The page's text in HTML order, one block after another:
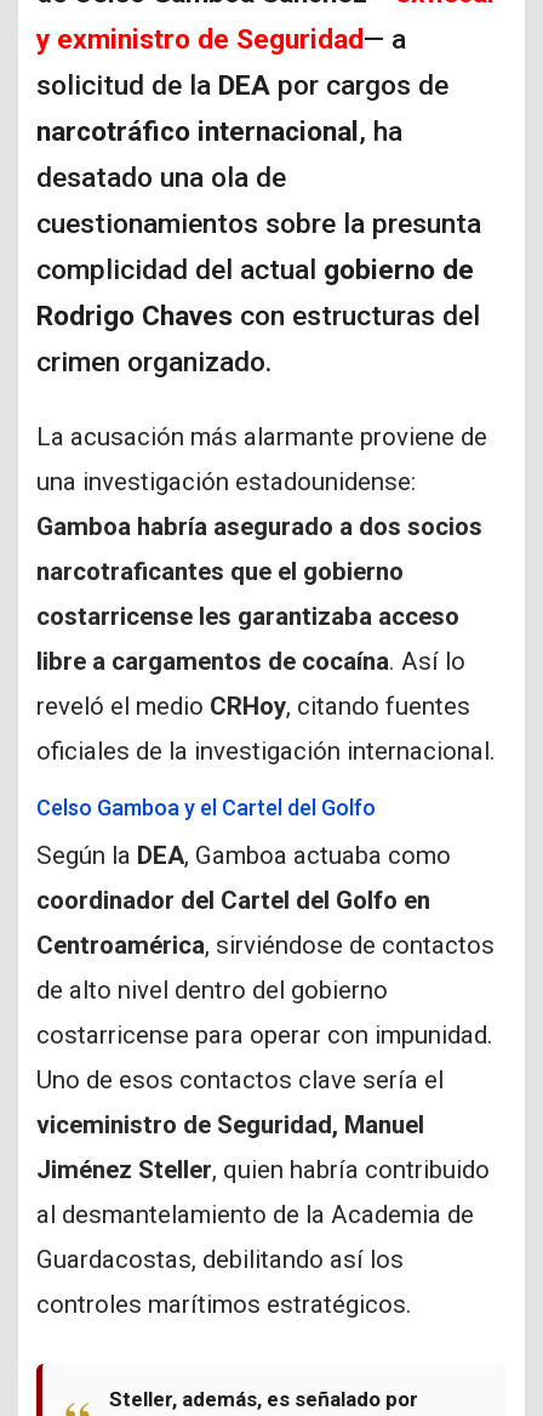
y exministro de Seguridad— a
solicitud de la DEA por cargos de
narcotráfico internacional, ha
desatado una ola de
cuestionamientos sobre la presunta
complicidad del actual gobierno de
Rodrigo Chaves con estructuras del
crimen organizado.
La acusación más alarmante proviene de
una investigación estadounidense:
Gamboa habría asegurado a dos socios
narcotraficantes que el gobierno
costarricense les garantizaba acceso
libre a cargamentos de cocaína. Así lo
reveló el medio CRHoy, citando fuentes
oficiales de la investigación internacional.
Celso Gamboa y el Cartel del Golfo
Según la DEA, Gamboa actuaba como
coordinador del Cartel del Golfo en
Centroamérica, sirviéndose de contactos
de alto nivel dentro del gobierno
costarricense para operar con impunidad.
Uno de esos contactos clave sería el
viceministro de Seguridad, Manuel
Jiménez Steller, quien habría contribuido
al desmantelamiento de la Academia de
Guardacostas, debilitando así los
controles marítimos estratégicos.
Steller, además, es señalado por